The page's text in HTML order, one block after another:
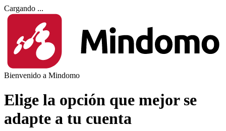
Cargando ...
Bienvenido a Mindomo
Elige la opción que mejor se
adapte a tu cuenta